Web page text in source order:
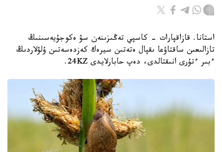
استانا. قازاقپارات - كاسپي تەڭىزىنەن سۋ ەكوجۇيەسىنىڭ
تازالىعىن ساقتاۋعا ىقپال ەتەتىن سيرەك كەزدەسەتىن ۇلۋلاردىڭ
ءبىر ءتۇرى انىقتالدى، دەپ حابارلايدى 24KZ.